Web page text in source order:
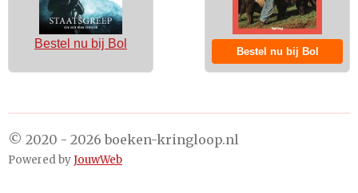
Bestel nu bij Bol
Bestel nu bij Bol
© 2020 - 2026 boeken-kringloop.nl
Powered byJouwWeb